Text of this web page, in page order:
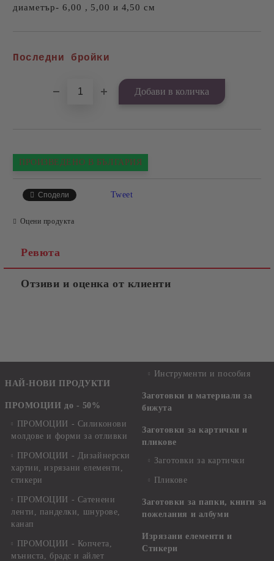
диаметър- 6,00 , 5,00 и 4,50 см
Последни бройки
ПРОИЗВЕДЕНО В БЪЛГАРИЯ
Сподели Tweet
Оцени продукта
Ревюта
Отзиви и оценка от клиенти
НАЙ-НОВИ ПРОДУКТИ
ПРОМОЦИИ до - 50%
ПРОМОЦИИ - Силиконови
молдове и форми за отливки
ПРОМОЦИИ - Дизайнерски
хартии, изрязани елементи,
стикери
ПРОМОЦИИ - Сатенени
ленти, панделки, шнурове,
канап
ПРОМОЦИИ - Копчета,
мъниста, брадс и айлет
Инструменти и пособия
Заготовки и материали за
бижута
Заготовки за картички и
пликове
Заготовки за картички
Пликове
Заготовки за папки, книги за
пожелания и албуми
Изрязани елементи и
Стикери